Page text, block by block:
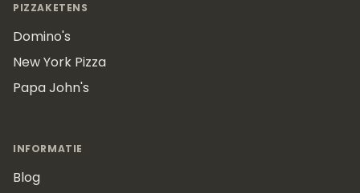
PIZZAKETENS
Domino's
New York Pizza
Papa John's
INFORMATIE
Blog